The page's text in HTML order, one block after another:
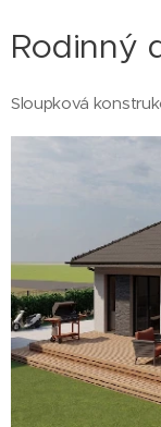
Rodinný
Sloupková